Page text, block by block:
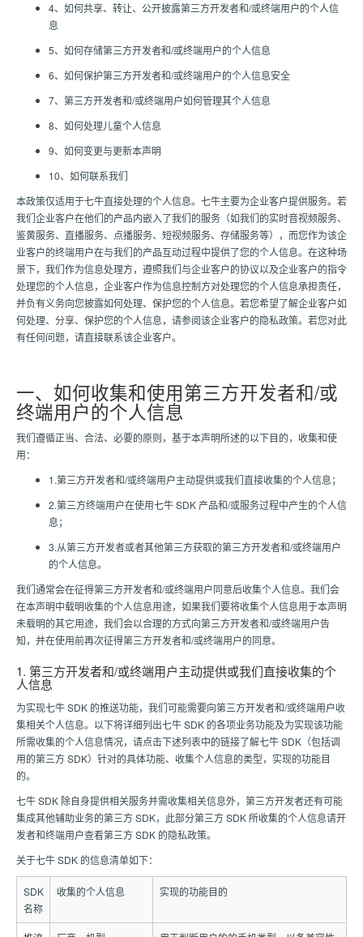
4、如何共享、转让、公开披露第三方开发者和/或终端用户的个人信
息
5、如何存储第三方开发者和/或终端用户的个人信息
6、如何保护第三方开发者和/或终端用户的个人信息安全
7、第三方开发者和/或终端用户如何管理其个人信息
8、如何处理儿童个人信息
9、如何变更与更新本声明
10、如何联系我们
本政策仅适用于七牛直接处理的个人信息。七牛主要为企业客户提供服务。若
我们企业客户在他们的产品内嵌入了我们的服务（如我们的实时音视频服务、
鉴黄服务、直播服务、点播服务、短视频服务、存储服务等），而您作为该企
业客户的终端用户在与我们的产品互动过程中提供了您的个人信息。在这种场
景下，我们作为信息处理方，遵照我们与企业客户的协议以及企业客户的指令
处理您的个人信息，企业客户作为信息控制方对处理您的个人信息承担责任，
并负有义务向您披露如何处理、保护您的个人信息。若您希望了解企业客户如
何处理、分享、保护您的个人信息，请参阅该企业客户的隐私政策。若您对此
有任何问题，请直接联系该企业客户。
一、如何收集和使用第三方开发者和/或
终端用户的个人信息
我们遵循正当、合法、必要的原则，基于本声明所述的以下目的，收集和使
用：
1.第三方开发者和/或终端用户主动提供或我们直接收集的个人信息；
2.第三方终端用户在使用七牛 SDK 产品和/或服务过程中产生的个人信
息；
3.从第三方开发者或者其他第三方获取的第三方开发者和/或终端用户
的个人信息。
我们通常会在征得第三方开发者和/或终端用户同意后收集个人信息。我们会
在本声明中载明收集的个人信息用途，如果我们要将收集个人信息用于本声明
未载明的其它用途，我们会以合理的方式向第三方开发者和/或终端用户告
知，并在使用前再次征得第三方开发者和/或终端用户的同意。
1. 第三方开发者和/或终端用户主动提供或我们直接收集的个
人信息
为实现七牛 SDK 的推送功能，我们可能需要向第三方开发者和/或终端用户收
集相关个人信息。以下将详细列出七牛 SDK 的各项业务功能及为实现该功能
所需收集的个人信息情况，请点击下述列表中的链接了解七牛 SDK（包括调
用的第三方 SDK）针对的具体功能、收集个人信息的类型，实现的功能目
的。
七牛 SDK 除自身提供相关服务并需收集相关信息外，第三方开发者还有可能
集成其他辅助业务的第三方 SDK，此部分第三方 SDK 所收集的个人信息请开
发者和终端用户查看第三方 SDK 的隐私政策。
关于七牛 SDK 的信息清单如下：
SDK
名称
收集的个人信息 实现的功能目的